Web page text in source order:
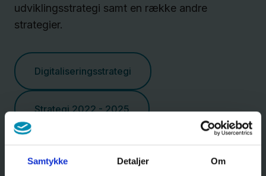
Samtykke Detaljer Om
udviklingsstrategi samt en række andre
strategier.
Digitaliseringsstrategi
Strategi 2022 - 2025